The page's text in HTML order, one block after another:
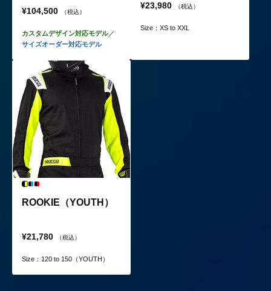
¥104,500 （税込）
カスタムデザイン対応モデル／
サイズオーダー対応モデル
¥23,980 （税込）
Size：XS to XXL
ROOKIE（YOUTH）
¥21,780 （税込）
Size：120 to 150（YOUTH）